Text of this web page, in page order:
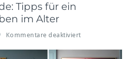
Tipps für ein
im Alter
Kommentare deaktiviert